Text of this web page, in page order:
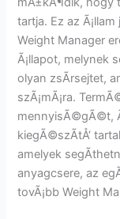
tartja. Ez az
Weight Manager
Ã¡llapot, melynek
olyan zsÃ­rsejtet,
szÃ¡mÃ¡ra.
mennyisÃ©gÃ©t,
kiegÃ©szÃ­tÅ‘
amelyek
anyagcsere, az
tovÃ¡bb Weight